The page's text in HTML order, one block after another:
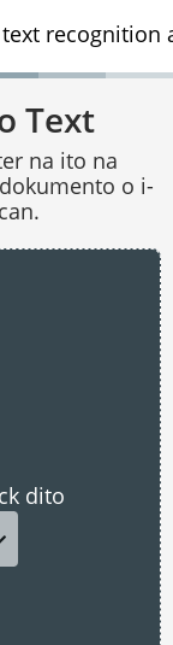
Text
na ito na
o i-
dito